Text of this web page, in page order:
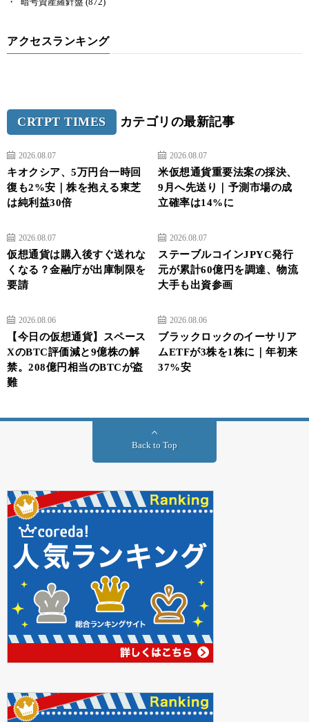
アクセスランキング
CRTPT TIMES カテゴリの最新記事
2026.08.07
キオクシア、5万円台一時回
復も2%安｜株を抱える東芝
は純利益30倍
2026.08.07
米仮想通貨重要法案の採決、
9月へ先送り｜予測市場の成
立確率は14%に
2026.08.07
仮想通貨は購入後すぐ送れな
くなる？金融庁が出庫制限を
要請
2026.08.07
ステーブルコインJPYC発行
元が累計60億円を調達、物流
大手も出資参画
2026.08.06
【今日の仮想通貨】スペース
XのBTC評価減と9億株の解
禁。208億円相当のBTCが盗
難
2026.08.06
ブラックロックのイーサリア
ムETFが3株を1株に｜年初来
37%安
Back to Top